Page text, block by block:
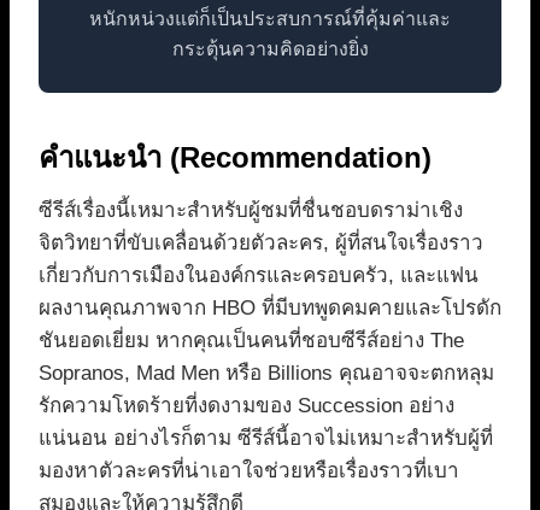
หนักหน่วงแต่ก็เป็นประสบการณ์ที่คุ้มค่าและ
กระตุ้นความคิดอย่างยิ่ง
คำแนะนำ (Recommendation)
ซีรีส์เรื่องนี้เหมาะสำหรับผู้ชมที่ชื่นชอบดราม่าเชิง
จิตวิทยาที่ขับเคลื่อนด้วยตัวละคร, ผู้ที่สนใจเรื่องราว
เกี่ยวกับการเมืองในองค์กรและครอบครัว, และแฟน
ผลงานคุณภาพจาก HBO ที่มีบทพูดคมคายและโปรดัก
ชันยอดเยี่ยม หากคุณเป็นคนที่ชอบซีรีส์อย่าง The
Sopranos, Mad Men หรือ Billions คุณอาจจะตกหลุม
รักความโหดร้ายที่งดงามของ Succession อย่าง
แน่นอน อย่างไรก็ตาม ซีรีส์นี้อาจไม่เหมาะสำหรับผู้ที่
มองหาตัวละครที่น่าเอาใจช่วยหรือเรื่องราวที่เบา
สมองและให้ความรู้สึกดี